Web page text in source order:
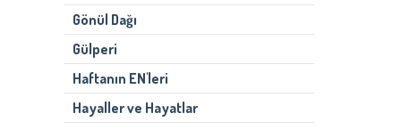
Gönül Dağı
Gülperi
Haftanın EN'leri
Hayaller ve Hayatlar